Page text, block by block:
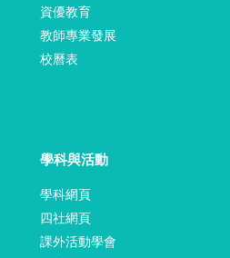
資優教育
教師專業發展
校曆表
學科與活動
學科網頁
四社網頁
課外活動學會